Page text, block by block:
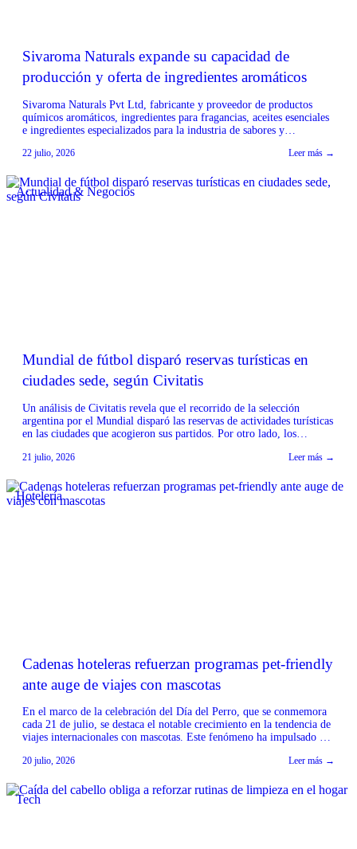
Sivaroma Naturals expande su capacidad de
producción y oferta de ingredientes aromáticos
Sivaroma Naturals Pvt Ltd, fabricante y proveedor de productos
químicos aromáticos, ingredientes para fragancias, aceites esenciales
e ingredientes especializados para la industria de sabores y
fabricación y su portafolio de productos. La empresa, con sede en
precios […]
22 julio, 2026 Leer más →
Actualidad & Negocios
Mundial de fútbol disparó reservas turísticas en
ciudades sede, según Civitatis
Un análisis de Civitatis revela que el recorrido de la selección
argentina por el Mundial disparó las reservas de actividades turísticas
en las ciudades que acogieron sus partidos. Por otro lado, los
temporalmente la contratación de experiencias online. Según el
21 julio, 2026 Leer más →
Hotelería
Cadenas hoteleras refuerzan programas pet-friendly
ante auge de viajes con mascotas
En el marco de la celebración del Día del Perro, que se conmemora
cada 21 de julio, se destaca el notable crecimiento en la tendencia de
viajes internacionales con mascotas. Este fenómeno ha impulsado a
friendly’, adaptando sus servicios para ofrecer una experiencia
20 julio, 2026 Leer más →
Tech